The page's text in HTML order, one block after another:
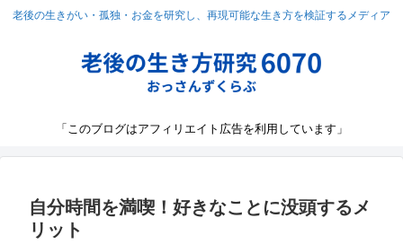
老後の生きがい・孤独・お金を研究し、再現可能な生き方を検証するメディア
「このブログはアフィリエイト広告を利用しています」
自分時間を満喫！好きなことに没頭するメ
リット